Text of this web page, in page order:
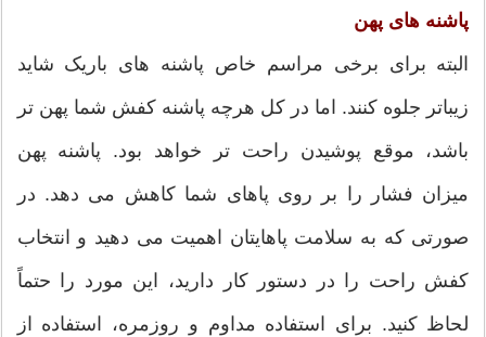
پاشنه های پهن
البته برای برخی مراسم خاص پاشنه های باریک شاید
زیباتر جلوه کنند. اما در کل هرچه پاشنه کفش شما پهن تر
باشد، موقع پوشیدن راحت تر خواهد بود. پاشنه پهن
میزان فشار را بر روی پاهای شما کاهش می دهد. در
صورتی که به سلامت پاهایتان اهمیت می دهید و انتخاب
کفش راحت را در دستور کار دارید، این مورد را حتماً
لحاظ کنید. برای استفاده مداوم و روزمره، استفاده از